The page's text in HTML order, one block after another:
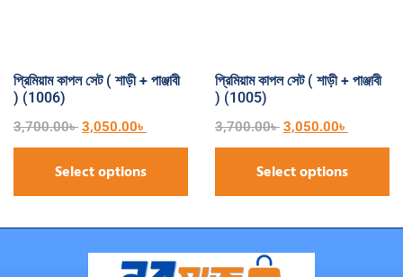
প্রিমিয়াম কাপল সেট ( শাড়ী + পাঞ্জাবী
) (1006)
3,700.00৳ 3,050.00৳
Select options
প্রিমিয়াম কাপল সেট ( শাড়ী + পাঞ্জাবী
) (1005)
3,700.00৳ 3,050.00৳
Select options